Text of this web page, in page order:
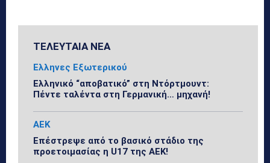
ΤΕΛΕΥΤΑΙΑ ΝΕΑ
Ελληνες Εξωτερικού
Ελληνικό “αποβατικό” στη Ντόρτμουντ:
Πέντε ταλέντα στη Γερμανική… μηχανή!
ΑΕΚ
Επέστρεψε από το βασικό στάδιο της
προετοιμασίας η U17 της ΑΕΚ!